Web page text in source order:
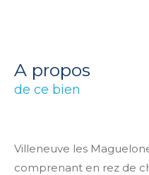
a propos
de ce bien
Villeneuve les
comprenant en rez de